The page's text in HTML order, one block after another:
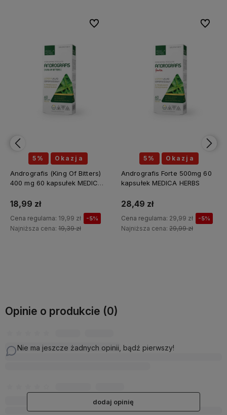
5% Okazja
Andrografis (King Of Bitters)
400 mg 60 kapsułek MEDICA
18,99 zł
Cena regularna: 19,99 zł -5%
Najniższa cena: 19,39 zł
Do ulubionych
Do ulubionych
5% Okazja
Andrografis Forte 500mg 60
kapsułek MEDICA HERBS
28,49 zł
Cena regularna: 29,99 zł -5%
Najniższa cena: 29,99 zł
Do
Do
Opinie o produkcie (0)
Nie ma jeszcze żadnych opinii, bądź pierwszy!
dodaj opinię